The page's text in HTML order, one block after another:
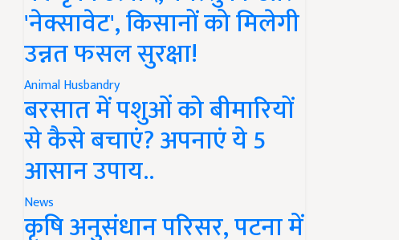
'नेक्सावेट', किसानों को मिलेगी
उन्नत फसल सुरक्षा!
Animal Husbandry
बरसात में पशुओं को बीमारियों
से कैसे बचाएं? अपनाएं ये 5
आसान उपाय..
News
कृषि अनुसंधान परिसर, पटना में